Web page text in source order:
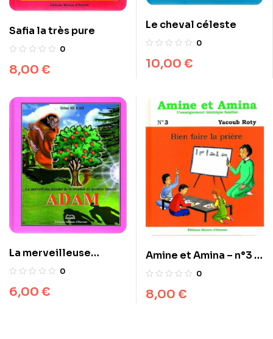
Safia la très pure
0
8,00 €
Le cheval céleste
0
10,00 €
La merveilleuse
histoire de la création
Adam
0
6,00 €
Amine et Amina – n°3 :
Bien faire la prière
0
8,00 €